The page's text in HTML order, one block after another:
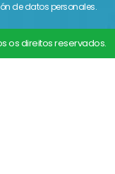
de datos personales.
os direitos reservados.